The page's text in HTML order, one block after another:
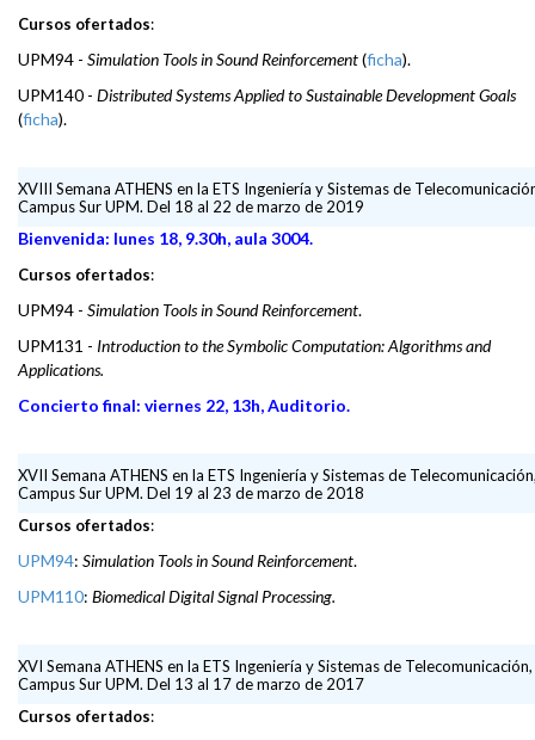
Cursos ofertados:
UPM94 - Simulation Tools in Sound Reinforcement(ficha).
UPM140 - Distributed Systems Applied to Sustainable Development Goals
(ficha).
XVIII Semana ATHENS en la ETS Ingeniería y Sistemas de
Campus Sur UPM. Del 18 al 22 de marzo de 2019
Bienvenida: lunes 18, 9.30h, aula 3004.
Cursos ofertados:
UPM94 - Simulation Tools in Sound Reinforcement.
UPM131 - Introduction to the Symbolic Computation: Algorithms and
Applications.
Concierto final: viernes 22, 13h, Auditorio.
XVII Semana ATHENS en la ETS Ingeniería y Sistemas de
Campus Sur UPM. Del 19 al 23 de marzo de 2018
Cursos ofertados:
UPM94: Simulation Tools in Sound Reinforcement.
UPM110: Biomedical Digital Signal Processing.
XVI Semana ATHENS en la ETS Ingeniería y Sistemas de Telecomunicación,
Campus Sur UPM. Del 13 al 17 de marzo de 2017
Cursos ofertados: